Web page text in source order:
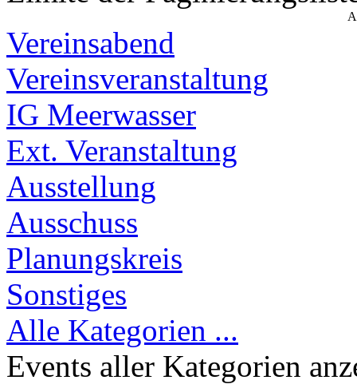
Vereinsabend
Vereinsveranstaltung
IG Meerwasser
Ext. Veranstaltung
Ausstellung
Ausschuss
Planungskreis
Sonstiges
Alle Kategorien ...
Events aller Kategorien